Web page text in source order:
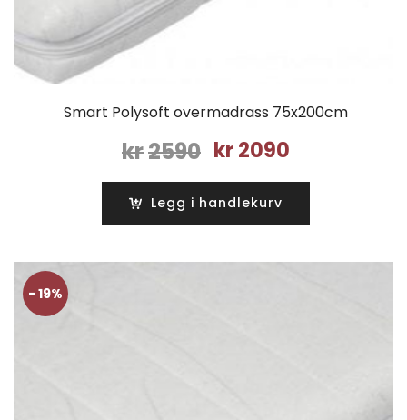
Smart Polysoft overmadrass 75x200cm
kr2590 Opprinnelig
var:
kr2590.
kr2090
kr2090.
Legg i handlekurv
- 19%